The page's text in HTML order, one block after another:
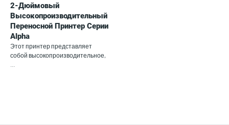
2-Дюймовый
Высокопроизводительный
Переносной Принтер Серии
Alpha
Этот принтер представляет
собой высокопроизводительное,